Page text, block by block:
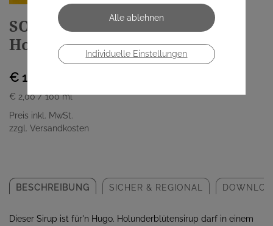
SONNENTOR Bio Sirup
Holunderblüten 00594 500ml
€ 10,00
€ 2,00 / 100 ml
Preis inkl. MwSt.
zzgl. Versandkosten
BESCHREIBUNG SICHER & REGIONAL
Dieser Sirup ist für'n Hugo. Holunderblütensirup darf in einem
Individuelle Einstellungen